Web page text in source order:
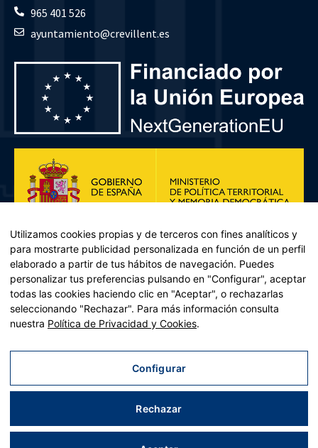
965 401 526
ayuntamiento@crevillent.es
Plan de Recuperación, Transformación y Resiliencia – Financiado por
Recuperación y resiliencia, establecido por el Reglamento (UE)
2021/241 del Parlamento Europeo y del Consejo, de 12 de febrero
Aviso legal|Política de privacidad|Política de cookies|Accesibilidad|Mapa web
Utilizamos cookies propias y de terceros con fines analíticos y
para mostrarte publicidad personalizada en función de un perfil
elaborado a partir de tus hábitos de navegación. Puedes
personalizar tus preferencias pulsando en "Configurar", aceptar
todas las cookies haciendo clic en "Aceptar", o rechazarlas
seleccionando "Rechazar". Para más información consulta
nuestra Política de Privacidad y Cookies.
Configurar
Rechazar